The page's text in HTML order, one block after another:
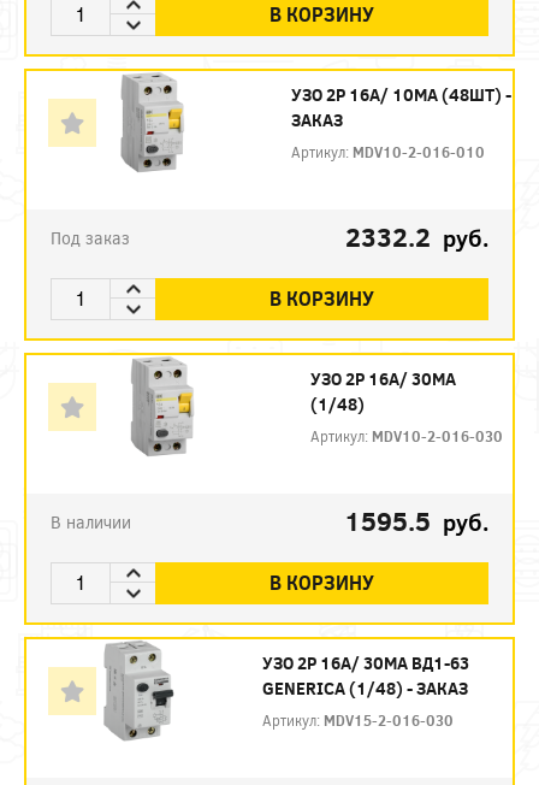
В КОРЗИНУ
УЗО 2P 16А/ 10МА (48ШТ) -
ЗАКАЗ
Артикул: MDV10-2-016-010
Под заказ 2332.2 руб.
В КОРЗИНУ
УЗО 2P 16А/ 30МА
(1/48)
Артикул: MDV10-2-016-030
В наличии 1595.5 руб.
В КОРЗИНУ
УЗО 2P 16А/ 30МА ВД1-63
GENERICA (1/48) - ЗАКАЗ
Артикул: MDV15-2-016-030